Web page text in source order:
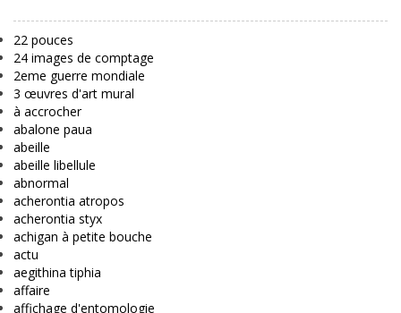
22 pouces
24 images de comptage
2eme guerre mondiale
3 œuvres d'art mural
à accrocher
abalone paua
abeille
abeille libellule
abnormal
acherontia atropos
acherontia styx
achigan à petite bouche
actu
aegithina tiphia
affaire
affichage d'entomologie